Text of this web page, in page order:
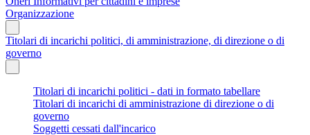
Organizzazione
Titolari di incarichi politici, di amministrazione, di direzione o di
governo
Titolari di incarichi politici - dati in formato tabellare
Titolari di incarichi di amministrazione di direzione o di
governo
Soggetti cessati dall'incarico